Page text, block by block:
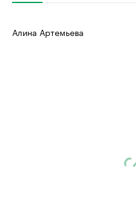
Алина Артемьева